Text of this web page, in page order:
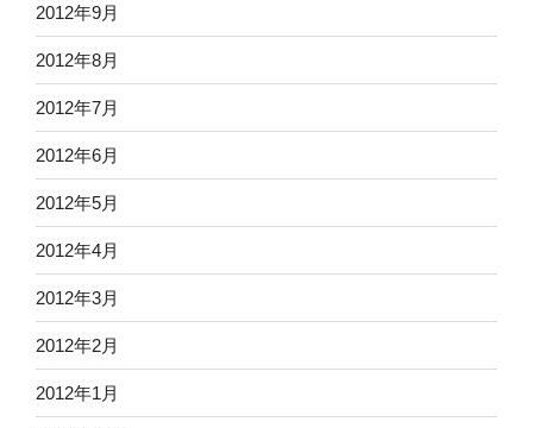
2012年9月
2012年8月
2012年7月
2012年6月
2012年5月
2012年4月
2012年3月
2012年2月
2012年1月